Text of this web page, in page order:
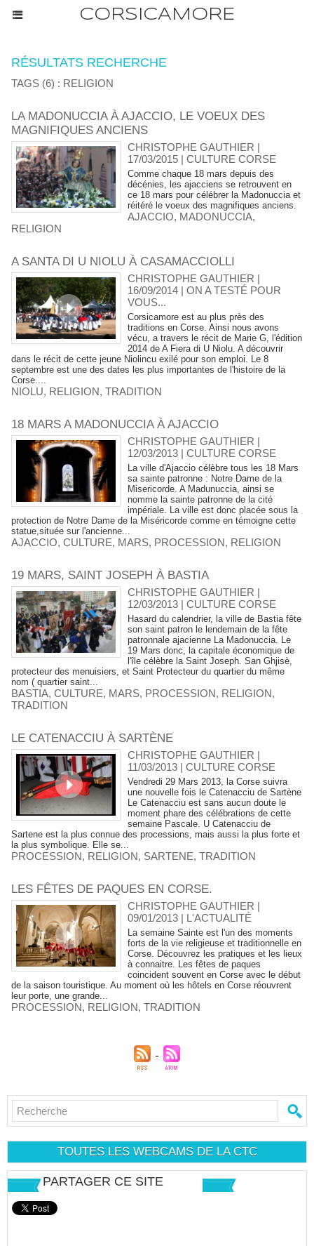
CORSICAMORE
RÉSULTATS RECHERCHE
TAGS (6) : RELIGION
LA MADONUCCIA À AJACCIO, LE VOEUX DES
MAGNIFIQUES ANCIENS
CHRISTOPHE GAUTHIER |
17/03/2015 |CULTURE CORSE
Comme chaque 18 mars depuis des
décénies, les ajacciens se retrouvent en
ce 18 mars pour célébrer la Madonuccia et
réitéré le voeux des magnifiques anciens.
AJACCIO, MADONUCCIA,
RELIGION
A SANTA DI U NIOLU À CASAMACCIOLLI
CHRISTOPHE GAUTHIER |
16/09/2014 |ON A TESTÉ POUR
VOUS...
Corsicamore est au plus près des
traditions en Corse. Ainsi nous avons
vécu, a travers le récit de Marie G, l'édition
2014 de A Fiera di U Niolu. A découvrir
dans le récit de cette jeune Niolincu exilé pour son emploi. Le 8
septembre est une des dates les plus importantes de l'histoire de la
Corse....
NIOLU, RELIGION, TRADITION
18 MARS A MADONUCCIA À AJACCIO
CHRISTOPHE GAUTHIER |
12/03/2013 |CULTURE CORSE
La ville d'Ajaccio célèbre tous les 18 Mars
sa sainte patronne : Notre Dame de la
Misericorde. A Madunuccia, ainsi se
nomme la sainte patronne de la cité
impériale. La ville est donc placée sous la
protection de Notre Dame de la Miséricorde comme en témoigne cette
statue,située sur l'ancienne...
AJACCIO, CULTURE, MARS, PROCESSION, RELIGION
19 MARS, SAINT JOSEPH À BASTIA
CHRISTOPHE GAUTHIER |
12/03/2013 |CULTURE CORSE
Hasard du calendrier, la ville de Bastia fête
son saint patron le lendemain de la fête
patronnale ajacienne La Madonuccia. Le
19 Mars donc, la capitale économique de
l'île célèbre la Saint Joseph. San Ghjisè,
protecteur des menuisiers, et Saint Protecteur du quartier du même
nom ( quartier saint...
BASTIA, CULTURE, MARS, PROCESSION, RELIGION,
TRADITION
LE CATENACCIU À SARTÈNE
CHRISTOPHE GAUTHIER |
11/03/2013 |CULTURE CORSE
Vendredi 29 Mars 2013, la Corse suivra
une nouvelle fois le Catenacciu de Sartène
Le Catenacciu est sans aucun doute le
moment phare des célébrations de cette
semaine Pascale. U Catenacciu de
Sartene est la plus connue des processions, mais aussi la plus forte et
la plus symbolique. Elle se...
PROCESSION, RELIGION, SARTENE, TRADITION
LES FÊTES DE PAQUES EN CORSE.
CHRISTOPHE GAUTHIER |
09/01/2013 | L'ACTUALITÉ
La semaine Sainte est l'un des moments
forts de la vie religieuse et traditionnelle en
Corse. Découvrez les pratiques et les lieux
à connaitre. Les fêtes de paques
coincident souvent en Corse avec le début
de la saison touristique. Au moment où les hôtels en Corse réouvrent
leur porte, une grande...
PROCESSION, RELIGION, TRADITION
TOUTES LES WEBCAMS DE LA CTC
PARTAGER CE SITE